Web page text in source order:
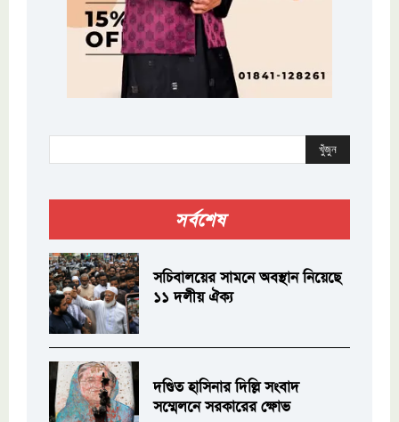
খুঁজুন
সর্বশেষ
সচিবালয়ের সামনে অবস্থান নিয়েছে
১১ দলীয় ঐক্য
দণ্ডিত হাসিনার দিল্লি সংবাদ
সম্মেলনে সরকারের ক্ষোভ